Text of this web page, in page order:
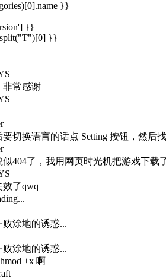
}}
}}
}}
非常感谢
切换语言的话点 Setting 按钮，然后
404了，我用网页时光机把游戏下载
了qwq
涂地的诱惑...
涂地的诱惑...
+x 啊